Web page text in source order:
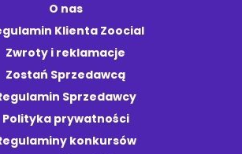
O nas
Klienta Zoocial
Zwroty i reklamacje
Zostań Sprzedawcą
Sprzedawcy
Polityka prywatności
konkursów